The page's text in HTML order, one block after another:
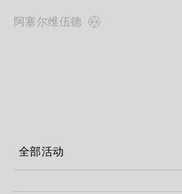
阿塞尔维伍德
分类选项